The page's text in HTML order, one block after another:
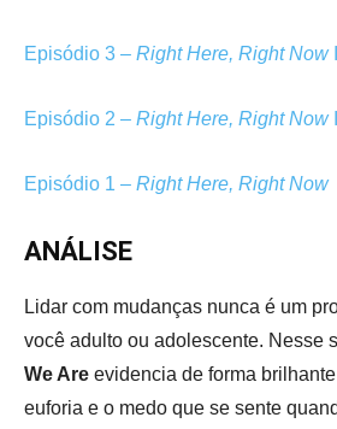
Episódio 3 – Right Here, Right Now
Episódio 2 – Right Here, Right NowII
Episódio 1 – Right Here, Right Now
ANÁLISE
Lidar com mudanças nunca é um
você adulto ou adolescente. Nesse
We Are evidencia de forma
euforia e o medo que se sente